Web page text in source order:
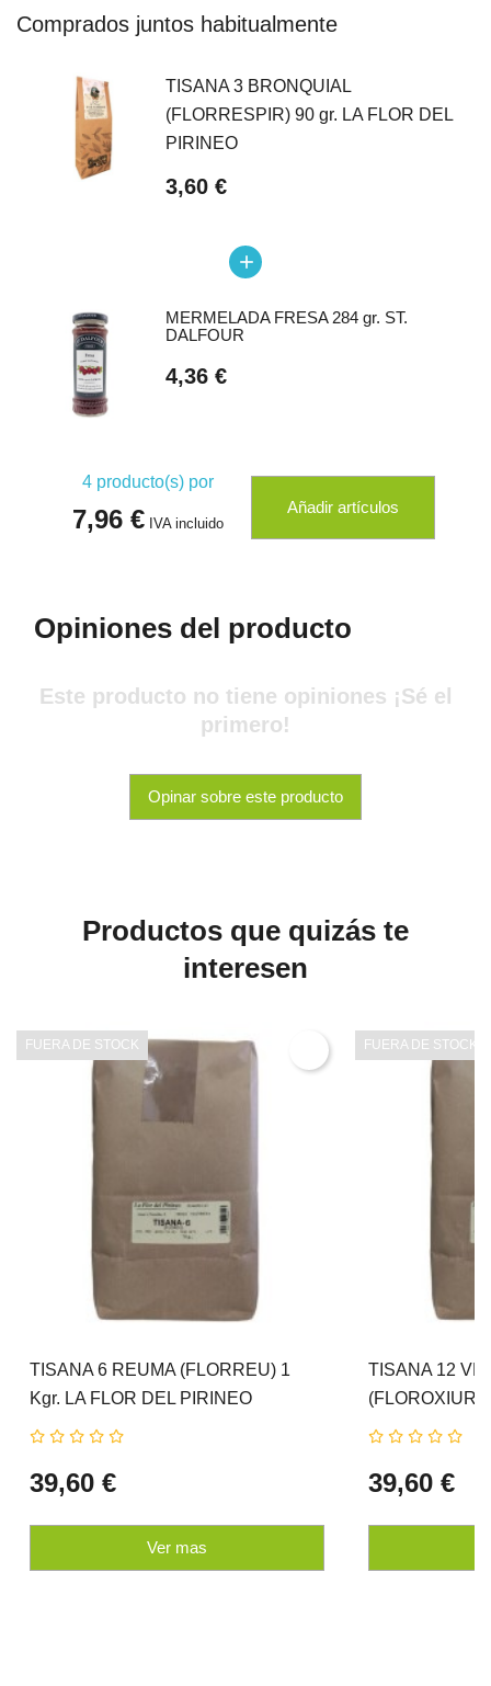
Comprados juntos habitualmente
TISANA 3 BRONQUIAL
(FLORRESPIR) 90 gr. LA FLOR DEL
PIRINEO
3,60 €
add
MERMELADA FRESA 284 gr. ST.
DALFOUR
4,36 €
4 producto(s) por
7,96 € IVA incluido
Añadir artículos
Opiniones del producto
Este producto no tiene opiniones ¡Sé el
primero!
Opinar sobre este producto
Productos que quizás te
interesen
TISANA 6 REUMA (FLORREU) 1
Kgr. LA FLOR DEL PIRINEO
39,60 €
Ver mas
FUERA DE STOCK
TISANA 12
(FLOROXIUR)
PIRINEO
39,60 €
FUERA DE STOCK